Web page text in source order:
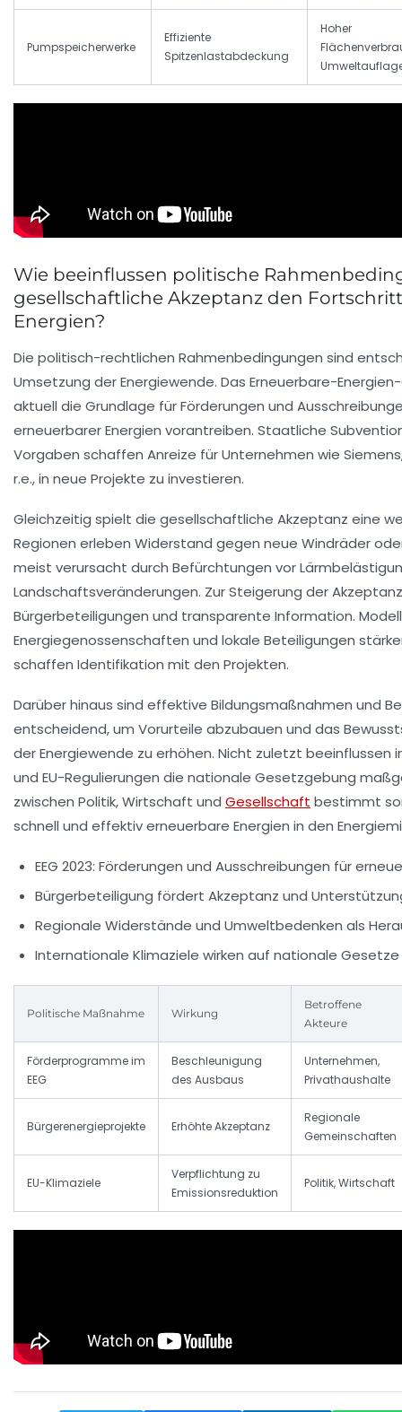
Pumpspeicherwerke
Effiziente
Spitzenlastabdeckung
Hoher
Wie beeinflussen politische
gesellschaftliche Akzeptanz den
Energien?
Die politisch-rechtlichen Rahmenbedingungen sind
Umsetzung der Energiewende. Das Erneuerbare-
aktuell die Grundlage für Förderungen und
erneuerbarer Energien vorantreiben. Staatliche
Vorgaben schaffen Anreize für Unternehmen wie
r.e., in neue Projekte zu investieren.
Gleichzeitig spielt die gesellschaftliche Akzeptanz eine
Regionen erleben Widerstand gegen neue Windräder
meist verursacht durch Befürchtungen vor
Landschaftsveränderungen. Zur Steigerung der
Bürgerbeteiligungen und transparente Information.
Energiegenossenschaften und lokale Beteiligungen
schaffen Identifikation mit den Projekten.
Darüber hinaus sind effektive Bildungsmaßnahmen und
entscheidend, um Vorurteile abzubauen und das
der Energiewende zu erhöhen. Nicht zuletzt beeinflussen
und EU-Regulierungen die nationale Gesetzgebung
zwischen Politik, Wirtschaft und Gesellschaft bestimmt
schnell und effektiv erneuerbare Energien in den
EEG 2023: Förderungen und Ausschreibungen für
Bürgerbeteiligung fördert Akzeptanz und
Regionale Widerstände und Umweltbedenken als
Internationale Klimaziele wirken auf nationale Gesetze
Politische Maßnahme Wirkung
Betroffene
Akteure
Förderprogramme im
EEG
Beschleunigung
des Ausbaus
Unternehmen,
Privathaushalte
Bürgerenergieprojekte Erhöhte Akzeptanz
Regionale
Gemeinschaften
EU-Klimaziele
Verpflichtung zu
Emissionsreduktion
Politik, Wirtschaft